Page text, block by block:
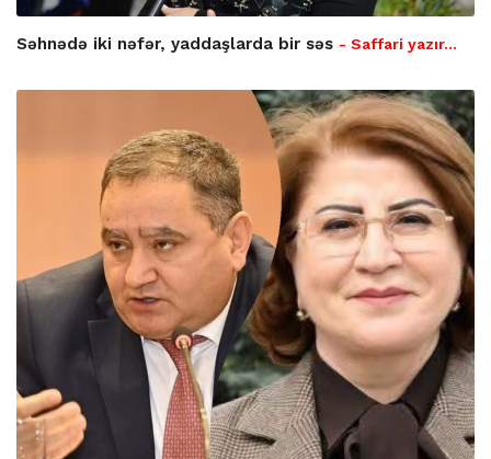
Səhnədə iki nəfər, yaddaşlarda bir səs - Saffari yazır…